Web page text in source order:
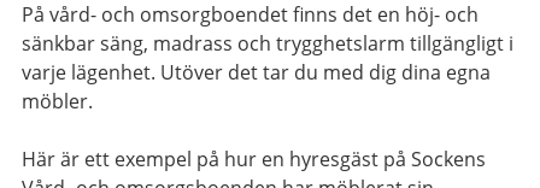
På vård- och omsorgboendet finns det en höj- och
sänkbar säng, madrass och trygghetslarm tillgängligt i
varje lägenhet. Utöver det tar du med dig dina egna
möbler.
Här är ett exempel på hur en hyresgäst på Sockens